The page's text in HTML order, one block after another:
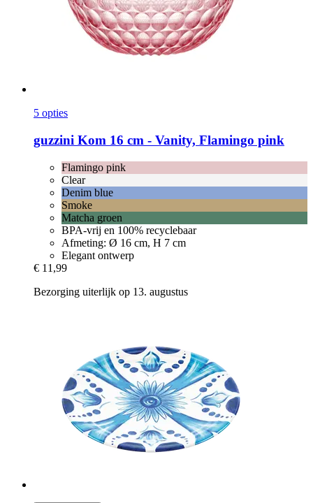
5 opties
guzzini Kom 16 cm -​ Vanity, Flamingo pink
Flamingo pink
Clear
Denim blue
Smoke
Matcha groen
BPA-vrij en 100% recyclebaar
Afmeting: Ø 16 cm, H 7 cm
Elegant ontwerp
€ 11,99
Bezorging uiterlijk op 13. augustus